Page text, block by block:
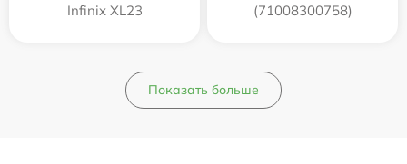
Infinix XL23
(71008300758)
Показать больше